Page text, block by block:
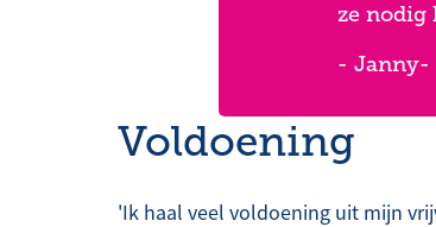
ze nodig
- Janny-
Voldoening
'Ik haal veel voldoening uit mijn